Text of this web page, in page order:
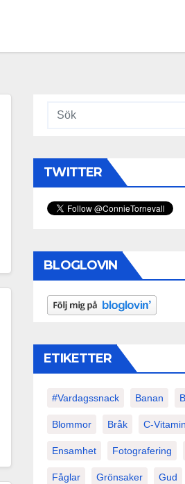
TWITTER
BLOGLOVIN
ETIKETTER
#vardagssnack Banan
Blommor Bråk C-Vitamin
Ensamhet Fotografering
Fåglar Grönsaker Gud